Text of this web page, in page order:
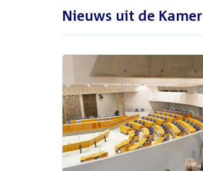
Nieuws uit de Kamer